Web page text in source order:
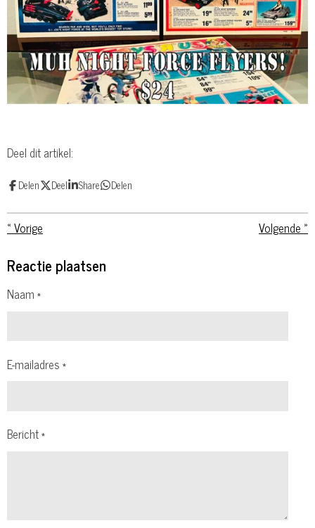
Deel dit artikel:
Delen Deel Share Delen
«Vorige Volgende »
Reactie plaatsen
Naam *
E-mailadres *
Bericht *